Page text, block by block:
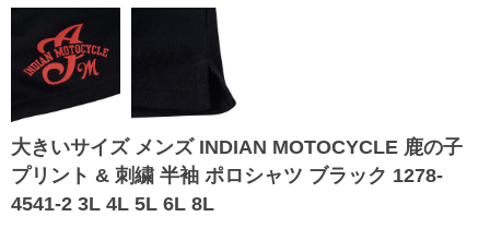
大きいサイズ メンズ INDIAN MOTOCYCLE 鹿の子
プリント & 刺繍 半袖 ポロシャツ ブラック 1278-
4541-2 3L 4L 5L 6L 8L